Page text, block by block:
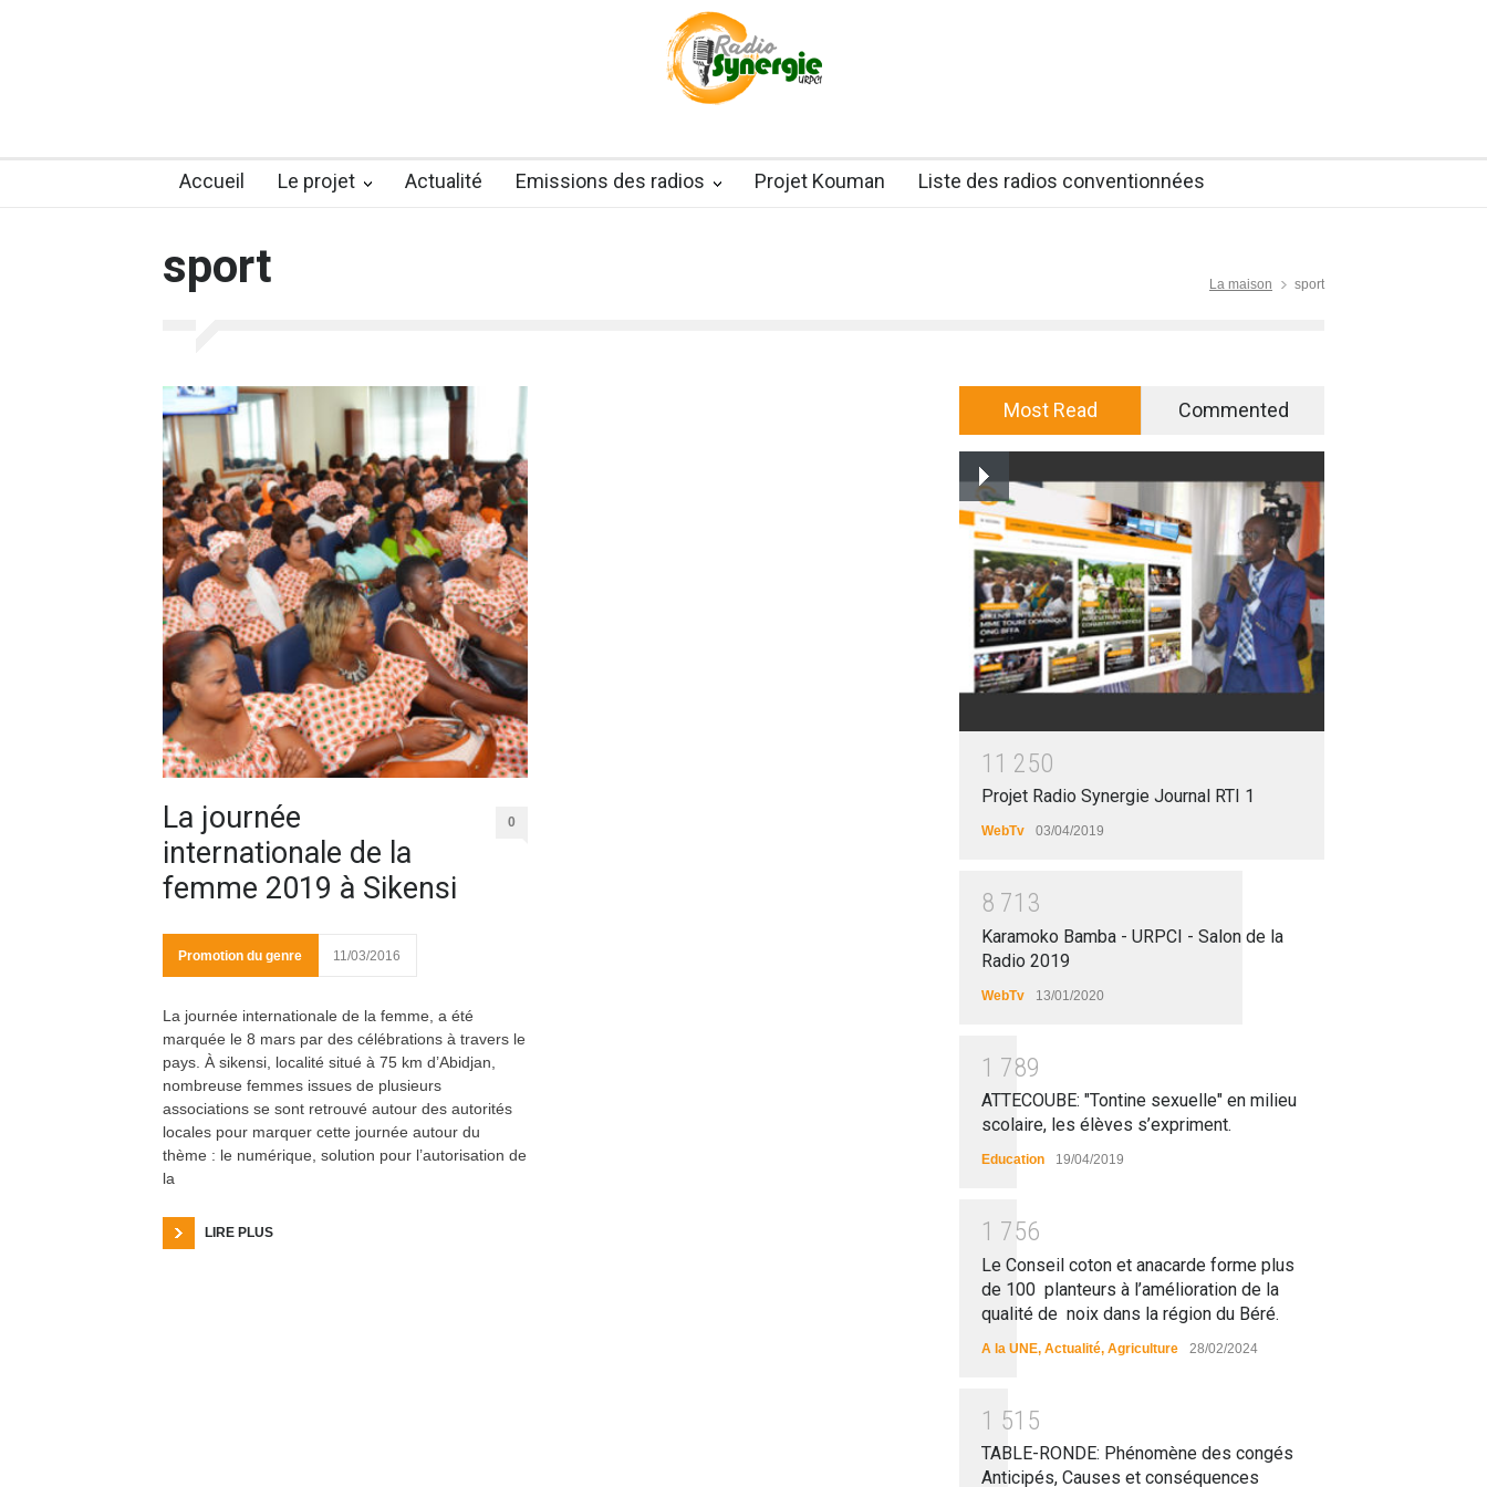
Accueil Le projet Actualité Emissions des radios Projet Kouman Liste des radios conventionnées
sport La maison sport
La journée
internationale de la
femme 2019 à Sikensi
0
Promotion du genre 11/03/2016
La journée internationale de la femme, a été
marquée le 8 mars par des célébrations à travers le
pays. À sikensi, localité situé à 75 km d’Abidjan,
nombreuse femmes issues de plusieurs
associations se sont retrouvé autour des autorités
locales pour marquer cette journée autour du
thème : le numérique, solution pour l’autorisation de
la
LIRE PLUS
Most Read Commented
1 1 250
Projet Radio Synergie Journal RTI 1
WebTv 03/04/2019
8 71 3
Karamoko Bamba - URPCI - Salon de la
Radio 2019
WebTv 13/01/2020
1 789
ATTECOUBE: "Tontine sexuelle" en milieu
scolaire, les élèves s’expriment.
Education 19/04/2019
1 756
Le Conseil coton et anacarde forme plus
de 100 planteurs à l’amélioration de la
qualité de noix dans la région du Béré.
A la UNE, Actualité, Agriculture 28/02/2024
1 51 5
TABLE-RONDE: Phénomène des congés
Anticipés, Causes et conséquences